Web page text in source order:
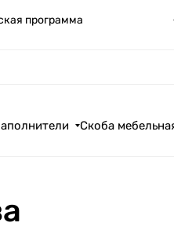
программа
Скоба